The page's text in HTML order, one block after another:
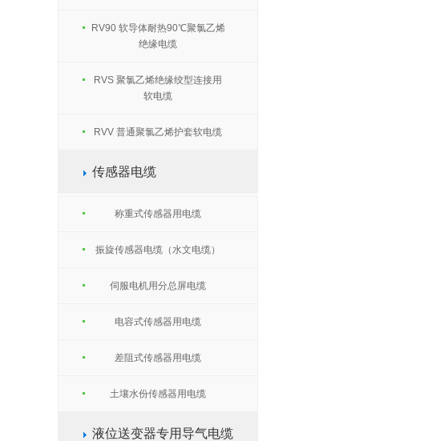
RV90 软导体耐热90℃聚氯乙烯
绝缘电缆
RVS 聚氯乙烯绝缘绞型连接用
软电缆
RVV 普通聚氯乙烯护套软电缆
传感器电缆
称重式传感器用电缆
振旋传感器电缆（水文电缆）
伺服电机用分总屏电缆
电容式传感器用电缆
差阻式传感器用电缆
土壤水份传感器用电缆
液位送变器专用导气电缆